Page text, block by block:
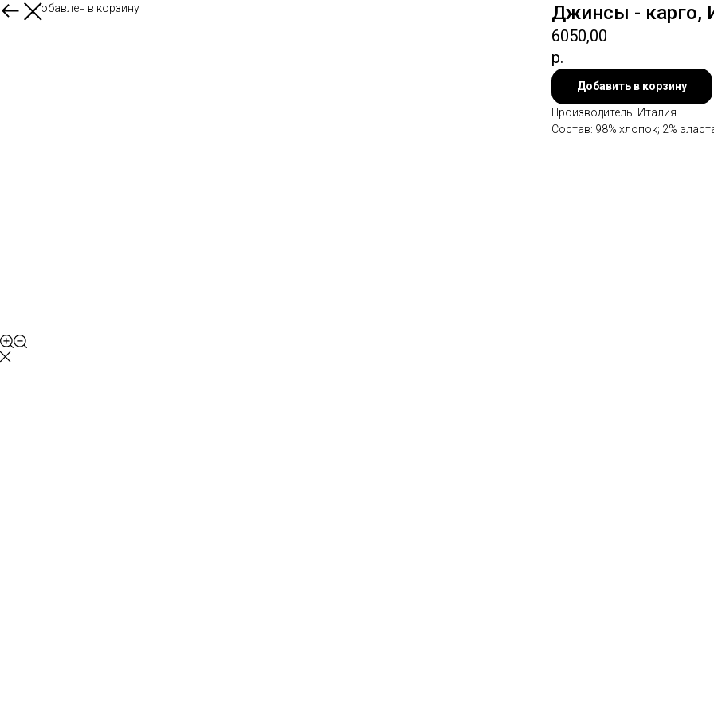
Товар добавлен в корзину Джинсы - карго,
6050,00
р.
Добавить в корзину
Производитель: Италия
Состав: 98% хлопок; 2%